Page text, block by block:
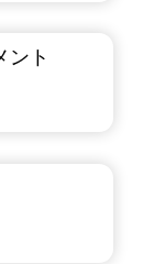
ント